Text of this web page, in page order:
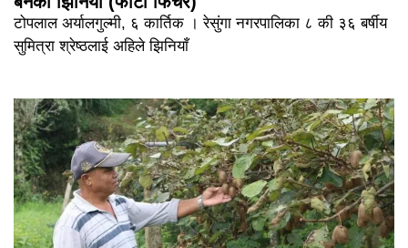
टोपलाल अर्यालगुल्मी, ६ कार्तिक । रेसुंगा नगरपालिका ८ की ३६ बर्षीय
सुमित्रा श्रेष्ठलाई अहिले झिनियाँ